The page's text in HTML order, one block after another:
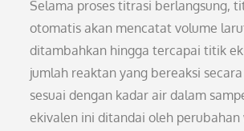
Selama proses titrasi berlangsung,
otomatis akan mencatat volume
ditambahkan hingga tercapai titik
jumlah reaktan yang bereaksi
sesuai dengan kadar air dalam
ekivalen ini ditandai oleh perubahan